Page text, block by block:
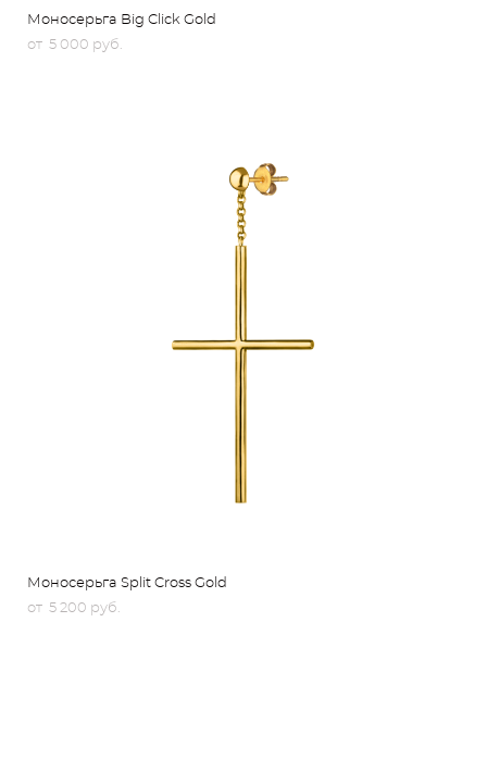
Моносерьга Big Click Gold
от 5 000 pуб.
Моносерьга Split Cross Gold
от 5 200 pуб.